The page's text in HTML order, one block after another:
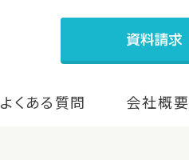
よくある質問 会社概要